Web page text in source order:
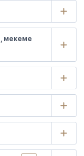
мекеме